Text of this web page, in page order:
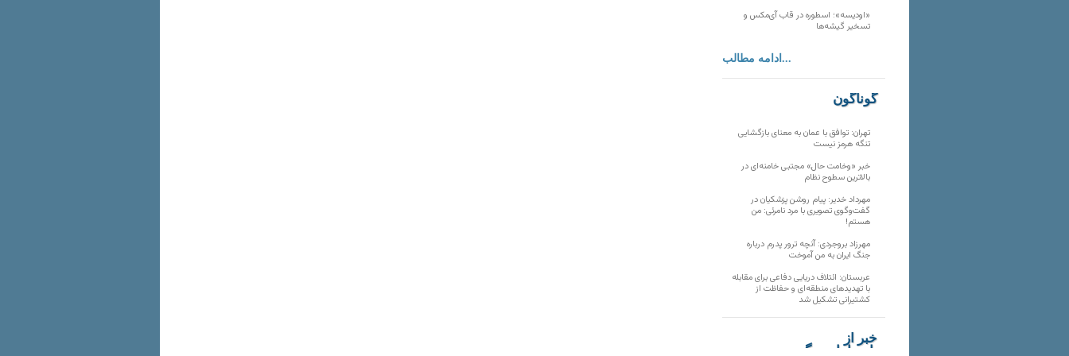
«اودیسه»؛ اسطوره در قاب آی‌مکس و
تسخیر گیشه‌ها
ادامه مطالب...
گوناگون
تهران: توافق با عمان به معنای بازگشایی
تنگه هرمز نیست
خبر «وخامت حال» مجتبی خامنه‌ای در
بالاترین سطوح نظام
مهرداد خدیر: پیام روشن پزشکیان در
گفت‌و‌گوی تصویری با مرد نامرئی: من
هستم!
مهرزاد بروجردی: آنچه ترور پدرم درباره
جنگ ایران به من آموخت
عربستان: ائتلاف دریایی دفاعی برای مقابله
با تهدیدهای منطقه‌ای و حفاظت از
کشتیرانی تشکیل شد
خبر از
تارنماهای دیگر